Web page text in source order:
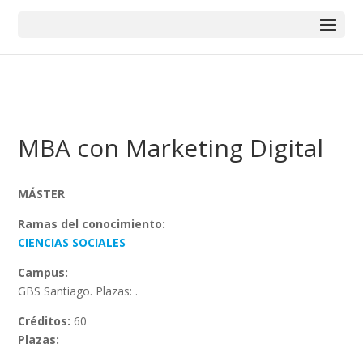
MBA con Marketing Digital
MÁSTER
Ramas del conocimiento:
CIENCIAS SOCIALES
Campus:
GBS Santiago. Plazas: .
Créditos: 60
Plazas: